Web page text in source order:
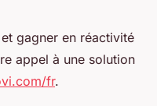
gagner en réactivité
appel à une solution
fr.